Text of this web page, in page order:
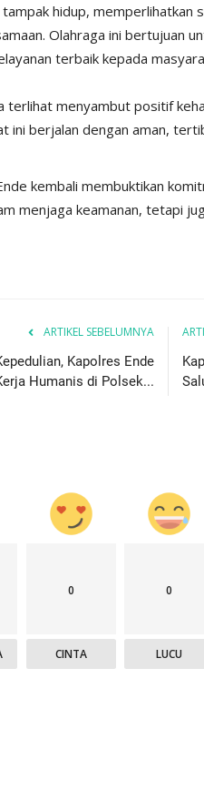
hidup, memperlihatkan
Olahraga ini bertujuan
terbaik kepada
terlihat menyambut positif
ini berjalan dengan aman,
kembali membuktikan
menjaga keamanan, tetapi
ARTIKEL SEBELUMNYA
Kapolres Ende
Humanis di Polsek...
0
CINTA
0
LUCU
Polda NTT membantu
Kemanusiaan...